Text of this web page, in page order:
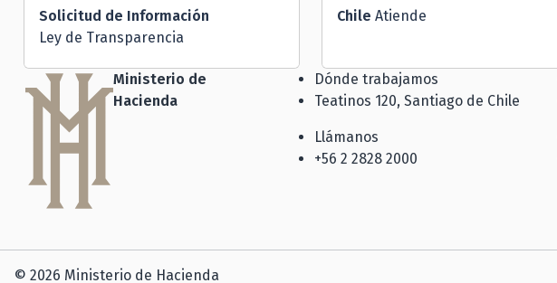
Solicitud de Información
Ley de Transparencia
Chile Atiende
Ministerio de
Hacienda
Dónde trabajamos
Teatinos 120, Santiago de Chile
Llámanos
+56 2 2828 2000
© 2026 Ministerio de Hacienda